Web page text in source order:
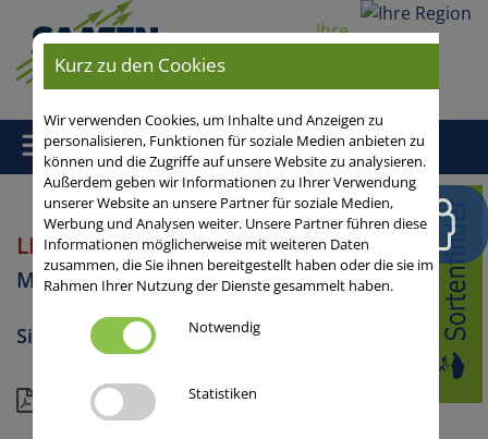
Ihre
Home/Mais/ LEGUAN
LEGUANS 230, K 240
Mais
Silomais, Biogas
Kompakt
Kurz zu den Cookies
Wir verwenden Cookies, um Inhalte und Anzeigen zu
personalisieren, Funktionen für soziale Medien anbieten zu
können und die Zugriffe auf unsere Website zu analysieren.
Außerdem geben wir Informationen zu Ihrer Verwendung
unserer Website an unsere Partner für soziale Medien,
Werbung und Analysen weiter. Unsere Partner führen diese
Informationen möglicherweise mit weiteren Daten
zusammen, die Sie ihnen bereitgestellt haben oder die sie im
Rahmen Ihrer Nutzung der Dienste gesammelt haben.
Notwendig
Statistiken